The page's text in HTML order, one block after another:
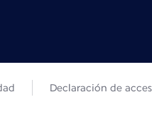
Declaración de